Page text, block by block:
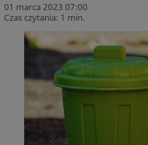
01 marca 2023 07:00
Czas czytania: 1 min.